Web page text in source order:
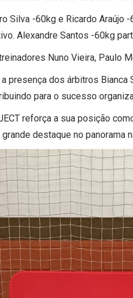
Silva -60kg e Ricardo Araújo
Alexandre Santos -60kg
Nuno Vieira, Paulo
presença dos árbitros
para o sucesso
reforça a sua posição
destaque no panorama